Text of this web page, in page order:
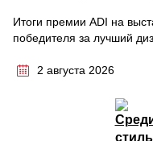
Итоги премии ADI на
победителя за лучший
2 августа 2026